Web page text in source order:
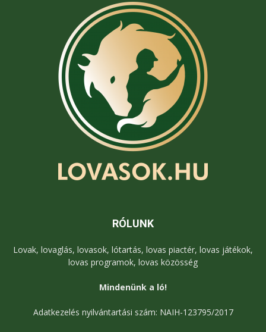
RÓLUNK
Lovak, lovaglás, lovasok, lótartás, lovas piactér, lovas játékok,
lovas programok, lovas közösség
Mindenünk a ló!
Adatkezelés nyilvántartási szám: NAIH-123795/2017